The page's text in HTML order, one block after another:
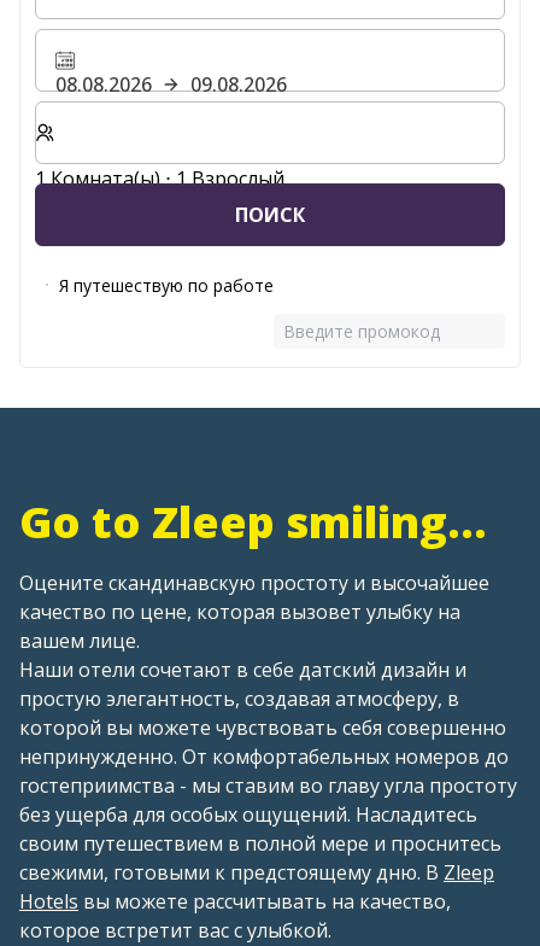
08.08.2026
09.08.2026
Выберите количество комнат и гостей для вашего
1 Комната(ы) ⋅ 1 Взрослый
ПОИСК
Я путешествую по работе
Введите промокод
Go to Zleep smiling...
Оцените скандинавскую простоту и высочайшее
качество по цене, которая вызовет улыбку на
вашем лице.
Наши отели сочетают в себе датский дизайн и
простую элегантность, создавая атмосферу, в
которой вы можете чувствовать себя совершенно
непринужденно. От комфортабельных номеров до
гостеприимства - мы ставим во главу угла простоту
без ущерба для особых ощущений. Насладитесь
своим путешествием в полной мере и проснитесь
свежими, готовыми к предстоящему дню. В Zleep
Hotels вы можете рассчитывать на качество,
которое встретит вас с улыбкой.